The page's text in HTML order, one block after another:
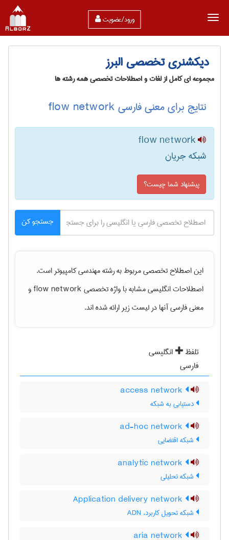
ورود/عضویت
دیکشنری تخصصی البرز
مجموعه ای کامل از لغات و اصطلاحات تخصصی همه رشته ها
نتایج برای معنی فارسی flow network
flow network
شبکه جریان
پیشنهاد شما چیست؟
جستجو کن
این اصطلاح تخصصی مربوط به رشتهمهندسی كامپيوتراست.
اصطلاحات انگلیسی مشابه با واژه تخصصیflow networkو
معنی فارسی آنها در لیست زیر ارائه شده اند.
تلفظ
انگلیسی
فارسی
دستیابی به شبکه
شبکه اقتضایی
شبکه تحلیلی
شبکه تحویل کاربرد، ADN